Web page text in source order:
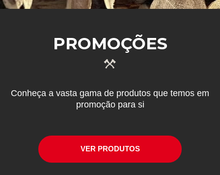
PROMOÇÕES
Conheça a vasta gama de produtos que temos em
promoção para si
VER PRODUTOS